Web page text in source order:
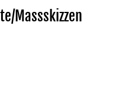
Massskizzen